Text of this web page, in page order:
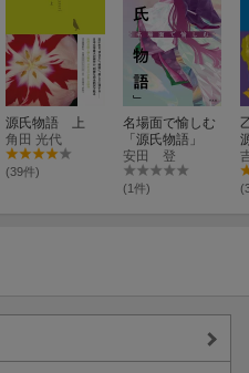
源氏物語 上
角田 光代
(39件)
名場面で愉しむ
「源氏物語」
安田 登
(1件)